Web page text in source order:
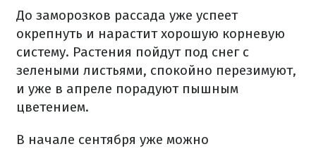
До заморозков рассада уже успеет
окрепнуть и нарастит хорошую корневую
систему. Растения пойдут под снег с
зелеными листьями, спокойно перезимуют,
и уже в апреле порадуют пышным
цветением.
В начале сентября уже можно